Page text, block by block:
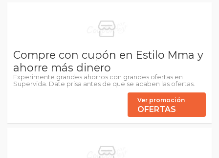
Compre con cupón en Estilo Mma y
ahorre más dinero
Experimente grandes ahorros con grandes ofertas en
Supervida. Date prisa antes de que se acaben las ofertas.
Ver promoción
OFERTAS